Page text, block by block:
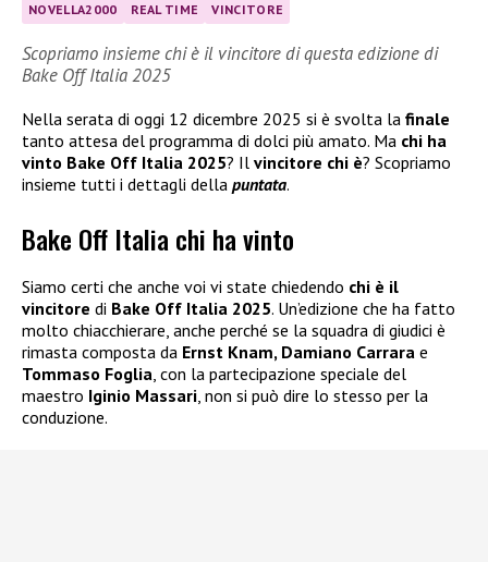
NOVELLA2000
REAL TIME VINCITORE
Scopriamo insieme chi è il vincitore di questa edizione di
Bake Off Italia 2025
Nella serata di oggi 12 dicembre 2025 si è svolta la finale
tanto attesa del programma di dolci più amato. Ma chi ha
vinto Bake Off Italia 2025? Il vincitore chi è? Scopriamo
insieme tutti i dettagli della puntata.
Bake Off Italia chi ha vinto
Siamo certi che anche voi vi state chiedendo chi è il
vincitore di Bake Off Italia 2025. Un’edizione che ha fatto
molto chiacchierare, anche perché se la squadra di giudici è
rimasta composta da Ernst Knam, Damiano Carrara e
Tommaso Foglia, con la partecipazione speciale del
maestro Iginio Massari, non si può dire lo stesso per la
conduzione.